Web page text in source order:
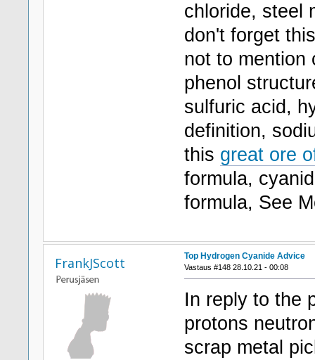
chloride, steel
don't forget
not to mention
phenol
sulfuric acid,
definition,
this great ore
formula,
formula, See
FrankJScott Top Hydrogen Cyanide Advice
Vastaus #148 28.10.21 - 00:08
In reply to the
protons
scrap metal